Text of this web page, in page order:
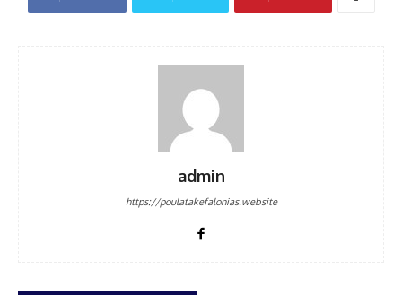
admin
https://poulatakefalonias.website